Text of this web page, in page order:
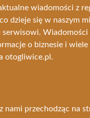
wiadomości z
dzieje się w naszym
serwisowi.
o biznesie i
otogliwice.pl.
nami przechodząc na